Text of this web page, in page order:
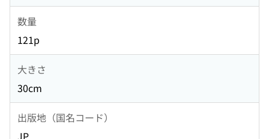
数量
121p
大きさ
30cm
出版地（国名コード）
JP